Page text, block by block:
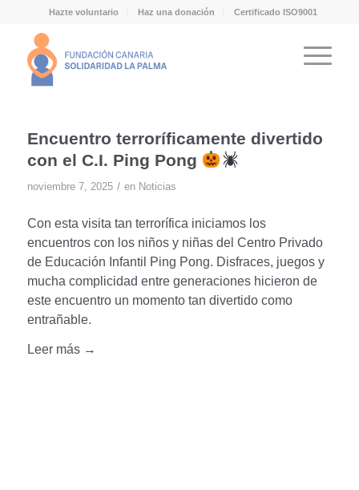
Hazte voluntario Haz una donación Certificado ISO9001
Encuentro terroríficamente divertido
con el C.I. Ping Pong
noviembre 7, 2025 / en Noticias
Con esta visita tan terrorífica iniciamos los
encuentros con los niños y niñas del Centro Privado
de Educación Infantil Ping Pong. Disfraces, juegos y
mucha complicidad entre generaciones hicieron de
este encuentro un momento tan divertido como
entrañable.
Leer más →